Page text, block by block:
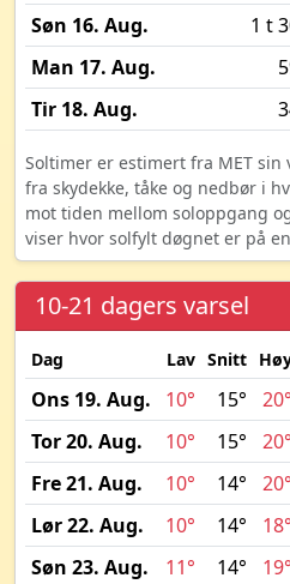
Søn 16. Aug.
1 t
Man 17. Aug.
Tir 18. Aug.
Soltimer er estimert fra MET
fra skydekke, tåke og nedbør i
mot tiden mellom soloppgang
viser hvor solfylt døgnet er på
10-21 dagers varsel
Dag Lav Snitt
Ons 19. Aug. 10° 15° 20°
Tor 20. Aug.
10° 15° 20°
Fre 21. Aug.
10° 14° 20°
Lør 22. Aug.
10° 14° 18°
Søn 23. Aug.
11° 14° 19°